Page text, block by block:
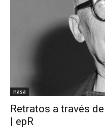
nasa
Retratos a través
| epR